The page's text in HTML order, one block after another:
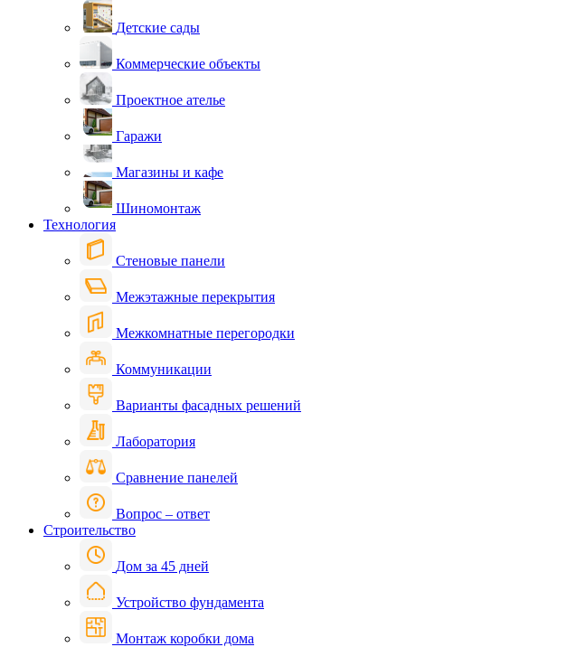
Детские сады
Коммерческие объекты
Проектное ателье
Гаражи
Магазины и кафе
Шиномонтаж
Технология
Стеновые панели
Межэтажные перекрытия
Межкомнатные перегородки
Коммуникации
Варианты фасадных решений
Лаборатория
Сравнение панелей
Вопрос – ответ
Строительство
Дом за 45 дней
Устройство фундамента
Монтаж коробки дома